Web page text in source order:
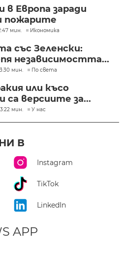
в Европа заради
пожарите
мин. Икономика
със Зеленски:
независимостта...
мин. По света
или късо
са версиите за...
мин. У нас
В
Instagram
TikTok
LinkedIn
APP